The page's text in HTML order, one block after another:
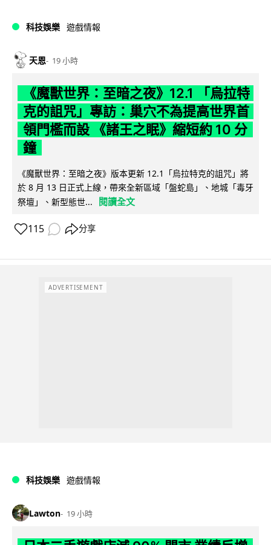
科技娛樂 遊戲情報
天恩 19 小時
《魔獸世界：至暗之夜》12.1 「烏拉特
克的詛咒」專訪：巢穴不為提高世界首
領門檻而設 《諸王之眠》縮短約 10 分
鐘
《魔獸世界：至暗之夜》版本更新 12.1「烏拉特克的詛咒」將
於 8 月 13 日正式上線，帶來全新區域「盤蛇島」、地城「毒牙
祭壇」、新型態世...
閱讀全文
115 分享
ADVERTISEMENT
科技娛樂 遊戲情報
Lawton 19 小時